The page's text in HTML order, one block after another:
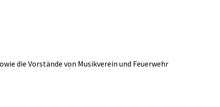
die Vorstände von Musikverein und Feuerwehr